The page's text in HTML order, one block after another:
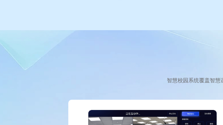
智慧校园系统覆盖智慧